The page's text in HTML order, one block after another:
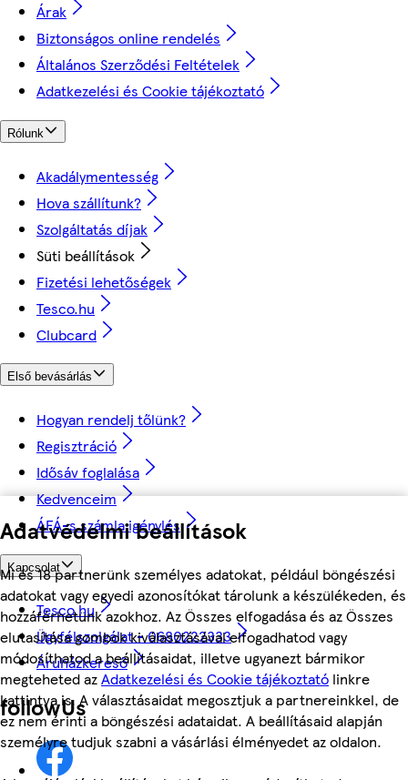
Adatvédelmi beállítások
Mi és 18 partnerünk személyes adatokat, például böngészési
adatokat vagy egyedi azonosítókat tárolunk a készülékeden, és
hozzáférhetünk azokhoz. Az Összes elfogadása és az Összes
elutasítása gombok kiválasztásával elfogadhatod vagy
módosíthatod a beállításaidat, illetve ugyanezt bármikor
megteheted azAdatkezelési és Cookie tájékoztató linkre
kattintva is. A választásaidat megosztjuk a partnereinkkel, de
ez nem érinti a böngészési adataidat. A beállításaid alapján
személyre tudjuk szabni a vásárlási élményedet az oldalon.
Árak
Biztonságos online rendelés
Általános Szerződési Feltételek
Adatkezelési és Cookie tájékoztató
Rólunk
Akadálymentesség
Hova szállítunk?
Szolgáltatás díjak
Süti beállítások
Fizetési lehetőségek
Tesco.hu
Clubcard
Első bevásárlás
Hogyan rendelj tőlünk?
Regisztráció
Idősáv foglalása
Kedvenceim
ÁFÁ-s számla igénylés
Kapcsolat
Tesco.hu
Ügyfélszolgálat - 0680222333
Áruházkereső
followUs